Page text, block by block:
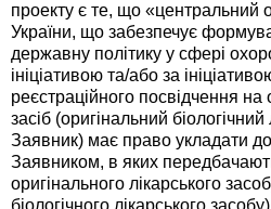
проекту є те, що «центральний
України, що забезпечує
державну політику у сфері
ініціативою та/або за
реєстраційного посвідчення на
засіб (оригінальний
Заявник) має право укладати
Заявником, в яких
оригінального лікарського